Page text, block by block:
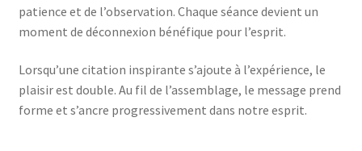
patience et de l’observation. Chaque séance devient un
moment de déconnexion bénéfique pour l’esprit.
Lorsqu’une citation inspirante s’ajoute à l’expérience, le
plaisir est double. Au fil de l’assemblage, le message prend
forme et s’ancre progressivement dans notre esprit.